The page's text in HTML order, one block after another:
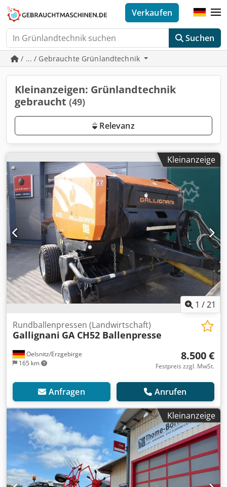
Suchen
Verkaufen
/ ... / Gebrauchte Grünlandtechnik
Kleinanzeigen: Grünlandtechnik
gebraucht (49)
Relevanz
Kleinanzeige
1 /21
Oelsnitz/Erzgebirge
165 km
Rundballenpressen (Landwirtschaft)
Gallignani GA CH52 Ballenpresse
8.500 €
Festpreis zzgl. MwSt.
Anfragen Anrufen
Kleinanzeige